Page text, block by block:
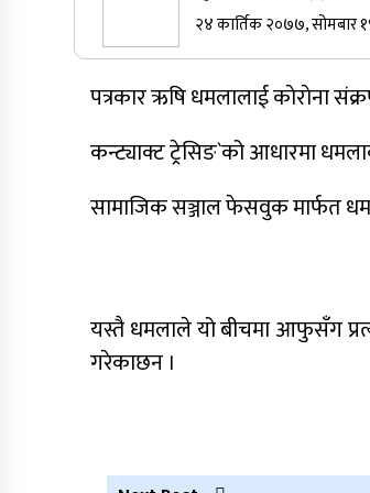
कर्णालीमा कांग्रेसका चार
राजीनामा
नेपाली कांग्रेस जुम्लाका
२४ कार्तिक २०७७, सोमबार
पत्रकार ऋषि धमलालाई काेराेना
कन्ट्याक्ट ट्रेसिङ`को आधारमा
सामाजिक सञ्जाल फेसवुक मार्फत
यस्तै धमलाले यो बीचमा आफुसँग
गरेकाछन ।